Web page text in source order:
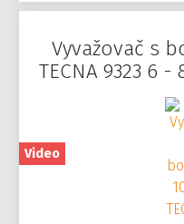
Vyvažovač s
TECNA 9323 6
Video